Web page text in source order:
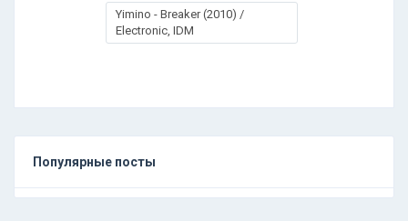
Yimino - Breaker (2010) /
Electronic, IDM
Популярные посты